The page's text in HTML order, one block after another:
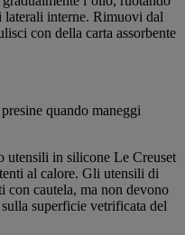
laterali interne. Rimuovi dal
con della carta assorbente
quando maneggi
utensili in silicone Le Creuset
al calore. Gli utensili di
con cautela, ma non devono
superficie vetrificata del